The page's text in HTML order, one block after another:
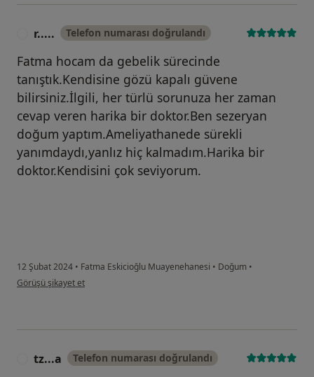
r..... Telefon numarası doğrulandı
Fatma hocam da gebelik sürecinde
tanıştık.Kendisine gözü kapalı güvene
bilirsiniz.İlgili, her türlü sorunuza her zaman
cevap veren harika bir doktor.Ben sezeryan
doğum yaptım.Ameliyathanede sürekli
yanımdaydı,yanlız hiç kalmadım.Harika bir
doktor.Kendisini çok seviyorum.
12 Şubat 2024 • Fatma Eskicioğlu Muayenehanesi • Doğum •
kullanıcının görüşüne göre r.....
Görüşü şikayet et
tz...a Telefon numarası doğrulandı